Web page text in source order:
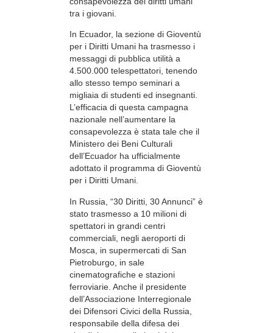
tra i giovani.
In Ecuador, la sezione di Gioventù
per i Diritti Umani ha trasmesso i
messaggi di pubblica utilità a
4.500.000 telespettatori, tenendo
allo stesso tempo seminari a
migliaia di studenti ed insegnanti.
L’efficacia di questa campagna
nazionale nell’aumentare la
consapevolezza è stata tale che il
Ministero dei Beni Culturali
dell’Ecuador ha ufficialmente
adottato il programma di Gioventù
per i Diritti Umani.
In Russia, “30 Diritti, 30 Annunci” è
stato trasmesso a 10 milioni di
spettatori in grandi centri
commerciali, negli aeroporti di
Mosca, in supermercati di San
Pietroburgo, in sale
cinematografiche e stazioni
ferroviarie. Anche il presidente
dell’Associazione Interregionale
dei Difensori Civici della Russia,
responsabile della difesa dei